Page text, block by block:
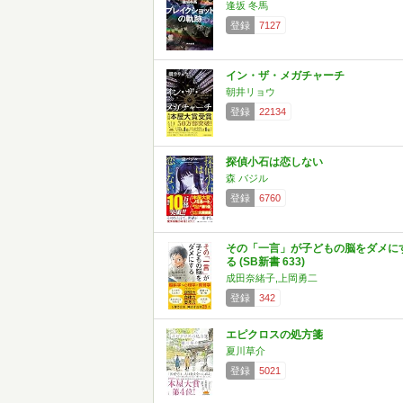
逢坂 冬馬
登録
7127
イン・ザ・メガチャーチ
朝井リョウ
登録
22134
探偵小石は恋しない
森 バジル
登録
6760
その「一言」が子どもの脳をダメに
る (SB新書 633)
成田奈緒子,上岡勇二
登録
342
エピクロスの処方箋
夏川草介
登録
5021